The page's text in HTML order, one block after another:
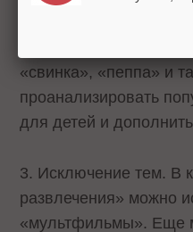
«свинка», «пеппа» и
проанализировать
для детей и
3. Исключение тем. В
развлечения» можно
«мультфильмы». Еще